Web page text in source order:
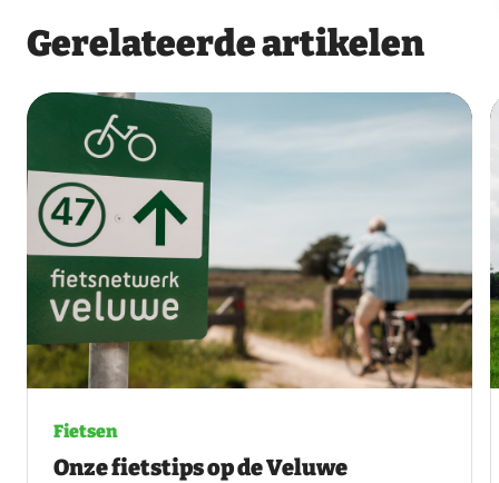
Gerelateerde artikelen
Fietsen
Onze fietstips op de Veluwe